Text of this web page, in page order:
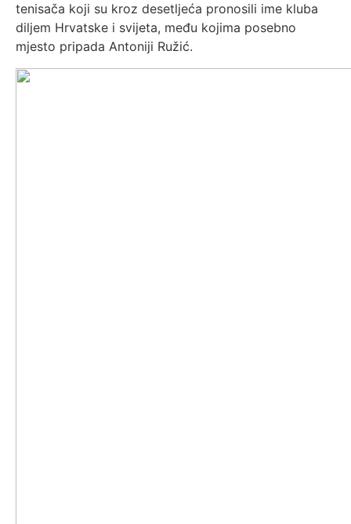
tenisača koji su kroz desetljeća pronosili ime kluba
diljem Hrvatske i svijeta, među kojima posebno
mjesto pripada Antoniji Ružić.